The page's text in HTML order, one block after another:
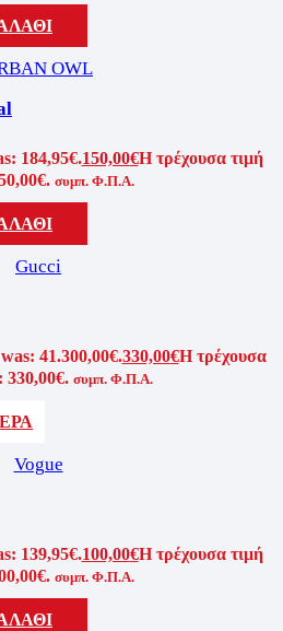
OWL
184,95€.150,00€Η τρέχουσα τιμή
συμπ. Φ.Π.Α.
Gucci
41.300,00€.330,00€Η τρέχουσα
330,00€. συμπ. Φ.Π.Α.
Vogue
139,95€.100,00€Η τρέχουσα τιμή
συμπ. Φ.Π.Α.